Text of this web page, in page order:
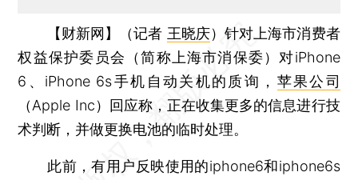
【财新网】（记者 王晓庆） 针对上海市消费者
权益保护委员会（简称上海市消保委）对iPhone
6、iPhone 6s手机自动关机的质询， 苹果公司
（Apple Inc）回应称，正在收集更多的信息进行技
术判断，并做更换电池的临时处理。
此前，有用户反映使用的iphone6和iphone6s